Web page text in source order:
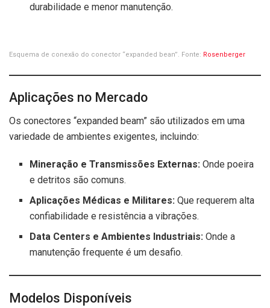
durabilidade e menor manutenção.
Esquema de conexão do conector “expanded bean”. Fonte: Rosenberger
Aplicações no Mercado
Os conectores “expanded beam” são utilizados em uma
variedade de ambientes exigentes, incluindo:
Mineração e Transmissões Externas: Onde poeira
e detritos são comuns.
Aplicações Médicas e Militares: Que requerem alta
confiabilidade e resistência a vibrações.
Data Centers e Ambientes Industriais: Onde a
manutenção frequente é um desafio.
Modelos Disponíveis